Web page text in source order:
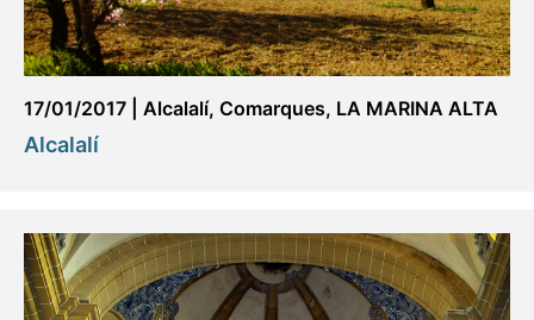
17/01/2017 Alcalalí, Comarques, LA MARINA ALTA
Alcalalí